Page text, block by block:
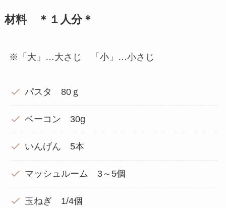
材料 ＊１人分＊
※「大」…大さじ 「小」…小さじ
パスタ 80ｇ
ベーコン 30g
いんげん 5本
マッシュルーム 3～5個
玉ねぎ 1/4個